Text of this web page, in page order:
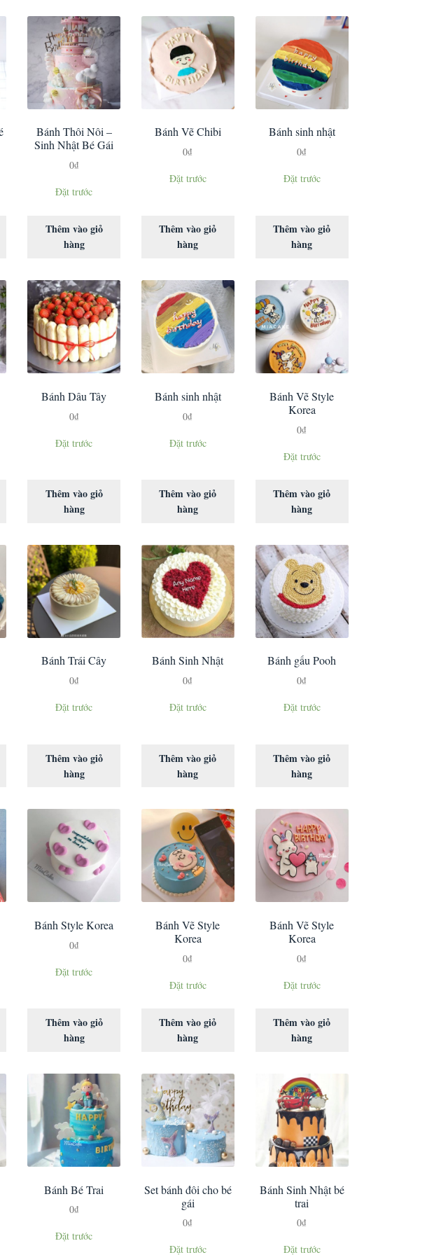
Bánh Thôi Nôi –
Sinh Nhật Bé Gái
0₫
Đặt trước
Thêm vào giỏ
hàng
Bánh Vẽ Chibi
0₫
Đặt trước
Thêm vào giỏ
hàng
Bánh sinh nhật
0₫
Đặt trước
Thêm vào giỏ
hàng
Bánh Dâu Tây
0₫
Đặt trước
Thêm vào giỏ
hàng
Bánh sinh nhật
0₫
Đặt trước
Thêm vào giỏ
hàng
Bánh Vẽ Style
Korea
0₫
Đặt trước
Thêm vào giỏ
hàng
Bánh Trái Cây
0₫
Đặt trước
Thêm vào giỏ
hàng
Bánh Sinh Nhật
0₫
Đặt trước
Thêm vào giỏ
hàng
Bánh gấu Pooh
0₫
Đặt trước
Thêm vào giỏ
hàng
Bánh Style Korea
0₫
Đặt trước
Thêm vào giỏ
hàng
Bánh Vẽ Style
Korea
0₫
Đặt trước
Thêm vào giỏ
hàng
Bánh Vẽ Style
Korea
0₫
Đặt trước
Thêm vào giỏ
hàng
Bánh Bé Trai
0₫
Đặt trước
Set bánh đôi cho bé
gái
0₫
Đặt trước
Bánh Sinh Nhật bé
trai
0₫
Đặt trước